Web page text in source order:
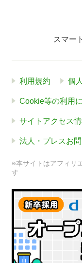
スマー
利用規約 個
Cookie等の利用
サイトアクセス
法人・プレスお
※本サイトはアフィリ
す